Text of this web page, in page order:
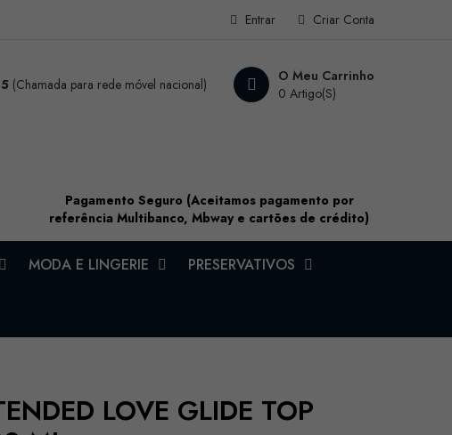
Criar Conta
Entrar
O Meu Carrinho
0 Artigo(s)
(Chamada para rede móvel nacional)
Pagamento Seguro (Aceitamos pagamento por
referência Multibanco, Mbway e cartões de crédito)
MODA E LINGERIE PRESERVATIVOS
LOVE GLIDE TOP